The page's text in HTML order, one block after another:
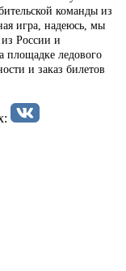
команды из
игра, надеюсь, мы
России и
площадке ледового
и заказ билетов